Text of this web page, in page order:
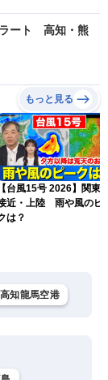
ート 高知・熊
もっと見る
【台風15号 2026】関東
近・上陸 雨や風のピ
は？
高知龍馬空港